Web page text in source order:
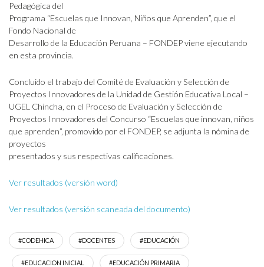
Pedagógica del
Programa “Escuelas que Innovan, Niños que Aprenden”, que el
Fondo Nacional de
Desarrollo de la Educación Peruana – FONDEP viene ejecutando
en esta provincia.
Concluido el trabajo del Comité de Evaluación y Selección de
Proyectos Innovadores de la Unidad de Gestión Educativa Local –
UGEL Chincha, en el Proceso de Evaluación y Selección de
Proyectos Innovadores del Concurso “Escuelas que innovan, niños
que aprenden”, promovido por el FONDEP, se adjunta la nómina de
proyectos
presentados y sus respectivas calificaciones.
Ver resultados (versión word)
Ver resultados (versión scaneada del documento)
#CODEHICA #DOCENTES #EDUCACIÓN
#EDUCACION INICIAL #EDUCACIÓN PRIMARIA